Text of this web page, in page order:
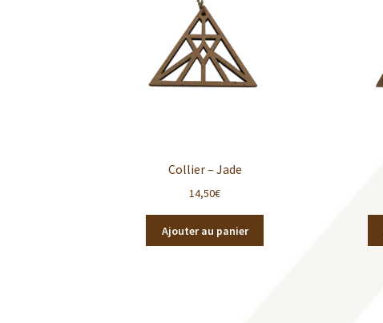
Collier – Jade
14,50€
Ajouter au panier